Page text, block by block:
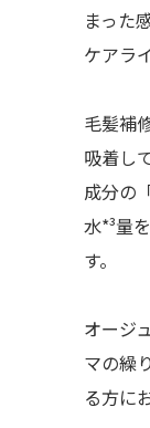
まった
ケアラ
毛髪補
吸着し
成分の
水*³量
す。
オージ
マの繰
る方に